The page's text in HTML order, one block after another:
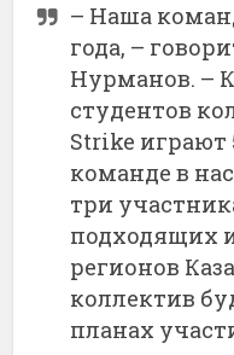
– Наша
года, –
Нурманов. –
студентов
Strike играют
команде в
три
подходящих
регионов
коллектив
планах